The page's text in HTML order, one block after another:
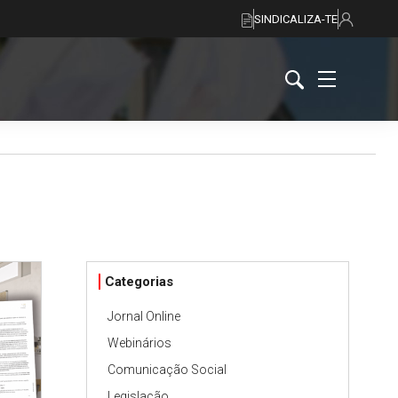
SINDICALIZA-TE
Categorias
Jornal Online
Webinários
Comunicação Social